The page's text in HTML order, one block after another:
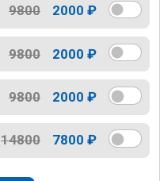
9800 2000 ₽
9800 2000 ₽
9800 2000 ₽
14800 7800 ₽